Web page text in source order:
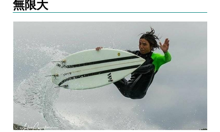
無限大